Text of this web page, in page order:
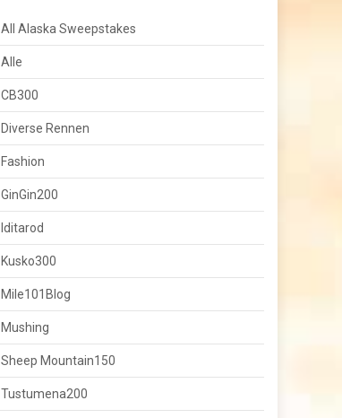
All Alaska Sweepstakes
Alle
CB300
Diverse Rennen
Fashion
GinGin200
Iditarod
Kusko300
Mile101Blog
Mushing
Sheep Mountain150
Tustumena200